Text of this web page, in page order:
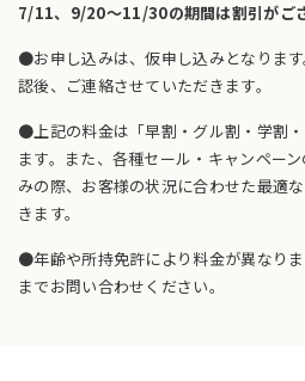
7/11、9/20～11/30の期間は割引がご
●お申し込みは、仮申し込みとなりま
認後、ご連絡させていただきます。
●上記の料金は「早割・グル割・学割
ます。また、各種セール・キャンペー
みの際、お客様の状況に合わせた最適
きます。
●年齢や所持免許により料金が異なり
までお問い合わせください。